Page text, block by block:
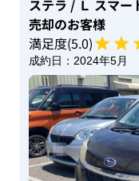
ステラ / Ｌ スマー
売却のお客様
満足度(5.0)
成約日： 2024年5月